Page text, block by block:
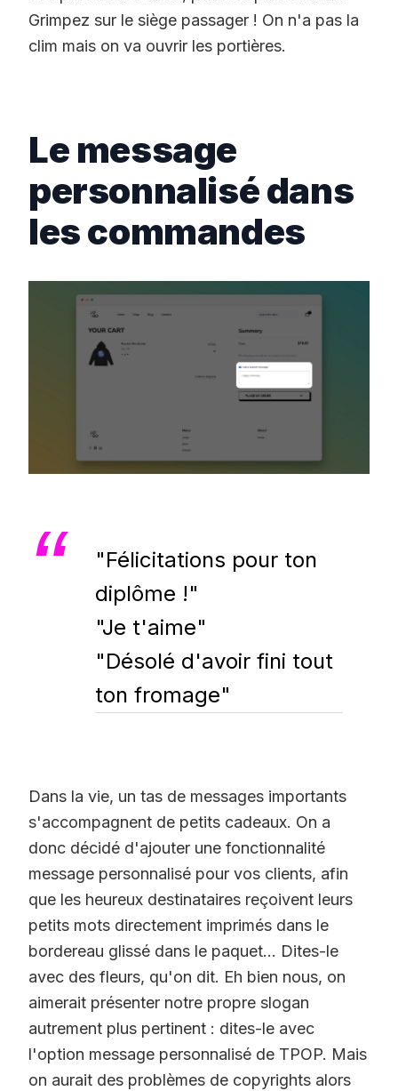
Grimpez sur le siège passager ! On n'a pas la
clim mais on va ouvrir les portières.
Le message
personnalisé dans
les commandes
"Félicitations pour ton
diplôme !"
"Je t'aime"
"Désolé d'avoir fini tout
ton fromage"
Dans la vie, un tas de messages importants
s'accompagnent de petits cadeaux. On a
donc décidé d'ajouter une fonctionnalité
message personnalisé pour vos clients, afin
que les heureux destinataires reçoivent leurs
petits mots directement imprimés dans le
bordereau glissé dans le paquet... Dites-le
avec des fleurs, qu'on dit. Eh bien nous, on
aimerait présenter notre propre slogan
autrement plus pertinent : dites-le avec
l'option message personnalisé de TPOP. Mais
on aurait des problèmes de copyrights alors